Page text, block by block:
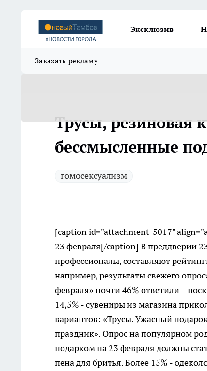
Эксклюзив
Заказать рекламу
Трусы, резиновая
бессмысленные
гомосексуализм
[caption id="attachment_5017"
23 февраля[/caption] В преддверии
профессионалы, составляют
например, результаты свежего
февраля» почти 46% ответили –
14,5% - сувениры из магазина
вариантов: «Трусы. Ужасный
праздник». Опрос на популярном
подарком на 23 февраля должны
пена для бритья. Более 15% -